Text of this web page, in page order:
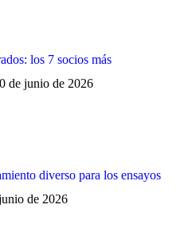
los 7 socios más
de junio de 2026
diverso para los ensayos
de 2026